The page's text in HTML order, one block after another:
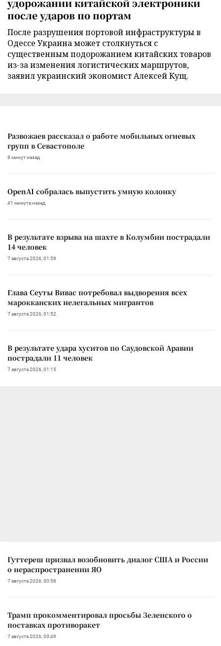
после ударов по портам
После разрушения портовой инфраструктуры в
Одессе Украина может столкнуться с
существенным подорожанием китайских товаров
из-за изменения логистических маршрутов,
заявил украинский экономист Алексей Кущ.
Развожаев рассказал о работе мобильных огневых
групп в Севастополе
8 минут назад
OpenAI собралась выпустить умную колонку
41 минута назад
В результате взрыва на шахте в Колумбии пострадали
14 человек
7 августа 2026, 01:59
Глава Сеуты Вивас потребовал выдворения всех
марокканских нелегальных мигрантов
7 августа 2026, 01:52
В результате удара хуситов по Саудовской Аравии
пострадали 11 человек
7 августа 2026, 01:15
Гуттереш призвал возобновить диалог США и России
о нераспространении ЯО
7 августа 2026, 00:58
Трамп прокомментировал просьбы Зеленского о
поставках противоракет
7 августа 2026, 00:49